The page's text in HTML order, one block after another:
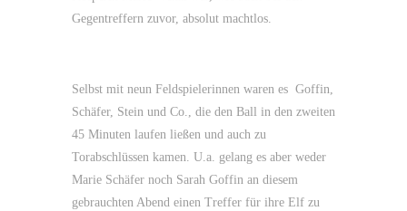
Gegentreffern zuvor, absolut machtlos.
Selbst mit neun Feldspielerinnen waren es Goffin,
Schäfer, Stein und Co., die den Ball in den zweiten
45 Minuten laufen ließen und auch zu
Torabschlüssen kamen. U.a. gelang es aber weder
Marie Schäfer noch Sarah Goffin an diesem
gebrauchten Abend einen Treffer für ihre Elf zu